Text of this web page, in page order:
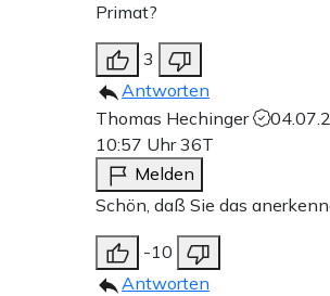
Primat?
3
Antworten
Thomas Hechinger
10:57 Uhr36T
Melden
Schön, daß Sie das
-10
Antworten